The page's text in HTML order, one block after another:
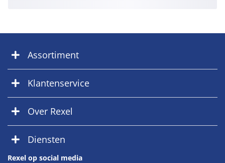
Assortiment
Klantenservice
Over Rexel
Diensten
Rexel op social media